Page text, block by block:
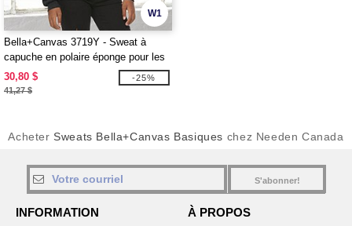
W1
Bella+Canvas 3719Y - Sweat à
capuche en polaire éponge pour les
jeunes
30,80 $
41,27 $
-25%
Acheter Sweats Bella+Canvas Basiques chez Needen Canada
S'abonner!
INFORMATION À PROPOS